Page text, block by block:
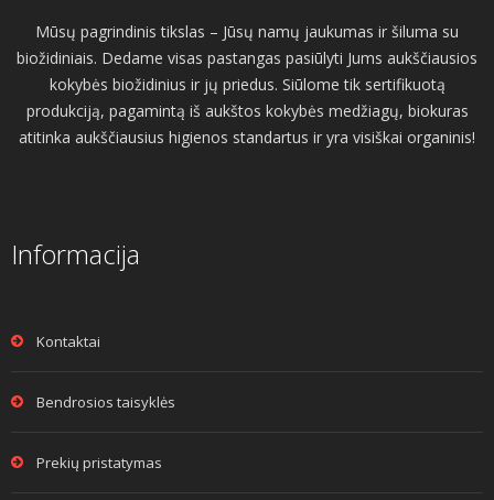
Mūsų pagrindinis tikslas – Jūsų namų jaukumas ir šiluma su
biožidiniais. Dedame visas pastangas pasiūlyti Jums aukščiausios
kokybės biožidinius ir jų priedus. Siūlome tik sertifikuotą
produkciją, pagamintą iš aukštos kokybės medžiagų, biokuras
atitinka aukščiausius higienos standartus ir yra visiškai organinis!
Informacija
Kontaktai
Bendrosios taisyklės
Prekių pristatymas